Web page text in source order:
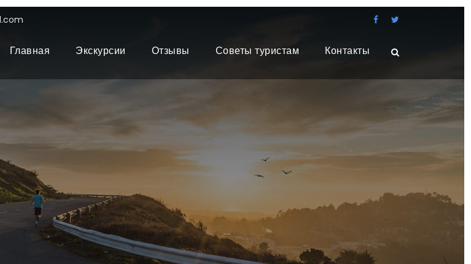
Главная Экскурсии Отзывы Советы туристам Контакты